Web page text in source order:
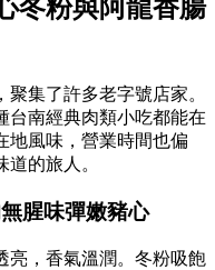
冬粉與阿龍香腸
集了許多老字號店家。
台南經典肉類小吃都能在
地風味，營業時間也偏
的旅人。
腥味彈嫩豬心
亮，香氣溫潤。冬粉吸飽